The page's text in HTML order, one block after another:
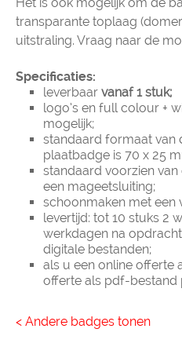
transparante toplaag
uitstraling. Vraag naar de
Specificaties:
leverbaar vanaf 1 stuk;
logo’s en full colour +
mogelijk;
standaard formaat van
plaatbadge is 70 x 25
standaard voorzien
een mageetsluiting;
schoonmaken met een
levertijd: tot 10 stuks 2
werkdagen na
digitale bestanden;
als u een online offerte
offerte als pdf-bestand
< Andere badges tonen